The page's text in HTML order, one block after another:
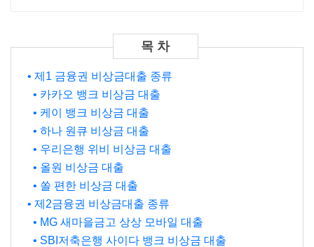
• 제1 금융권 비상금대출 종류
• 카카오 뱅크 비상금 대출
• 케이 뱅크 비상금 대출
• 하나 원큐 비상금 대출
• 우리은행 위비 비상금 대출
• 올원 비상금 대출
• 쏠 편한 비상금 대출
• 제2금융권 비상금대출 종류
• MG 새마을금고 상상 모바일 대출
• SBI저축은행 사이다 뱅크 비상금 대출